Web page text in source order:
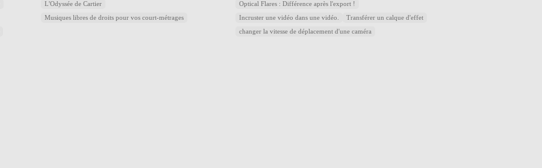
L'Odyssée de Cartier
Musiques libres de droits pour vos court-métrages
Optical Flares : Différence après l'export !
Incruster une vidéo dans une vidéo. Transférer un calque d'effet
changer la vitesse de déplacement d'une caméra